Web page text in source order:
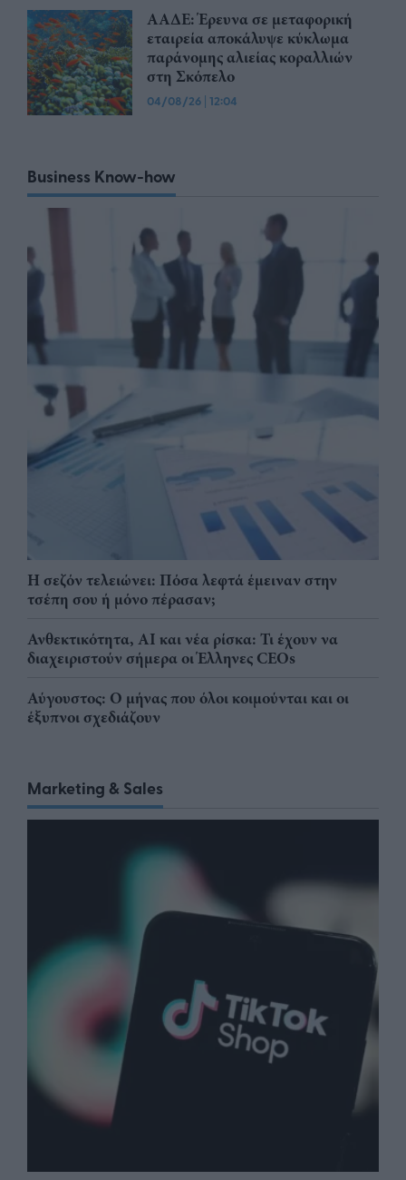
ΑΑΔΕ: Έρευνα σε μεταφορική
εταιρεία αποκάλυψε κύκλωμα
παράνομης αλιείας κοραλλιών
στη Σκόπελο
04/08/26 | 12:04
Business Know-how
Η σεζόν τελειώνει: Πόσα λεφτά έμειναν στην
τσέπη σου ή μόνο πέρασαν;
Ανθεκτικότητα, AI και νέα ρίσκα: Τι έχουν να
διαχειριστούν σήμερα οι Έλληνες CEOs
Αύγουστος: Ο μήνας που όλοι κοιμούνται και οι
έξυπνοι σχεδιάζουν
Marketing & Sales